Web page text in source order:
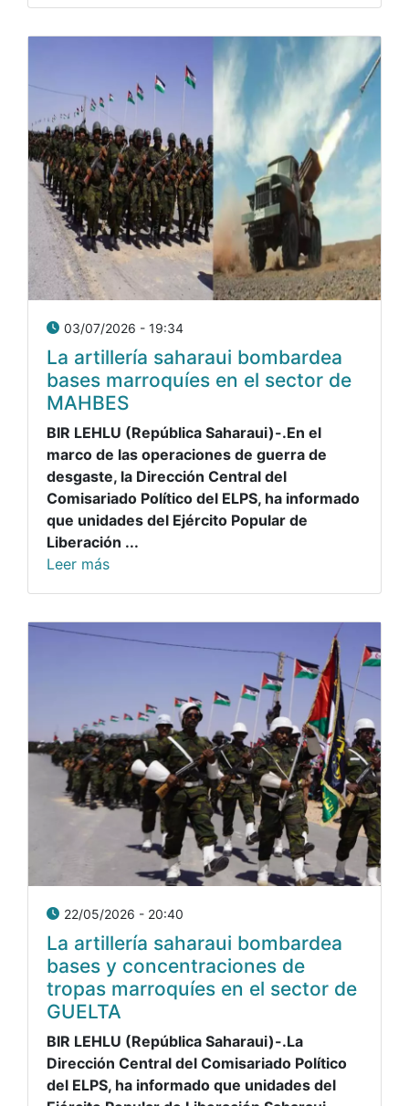
03/07/2026 - 19:34
La artillería saharaui bombardea
bases marroquíes en el sector de
MAHBES
BIR LEHLU (República Saharaui)-.En el
marco de las operaciones de guerra de
desgaste, la Dirección Central del
Comisariado Político del ELPS, ha informado
que unidades del Ejército Popular de
Liberación ...
Leer más
22/05/2026 - 20:40
La artillería saharaui bombardea
bases y concentraciones de
tropas marroquíes en el sector de
GUELTA
BIR LEHLU (República Saharaui)-.La
Dirección Central del Comisariado Político
del ELPS, ha informado que unidades del